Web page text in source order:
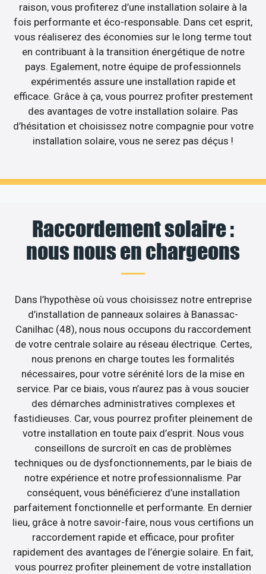
raison, vous profiterez d’une installation solaire à la
fois performante et éco-responsable. Dans cet esprit,
vous réaliserez des économies sur le long terme tout
en contribuant à la transition énergétique de notre
pays. Egalement, notre équipe de professionnels
expérimentés assure une installation rapide et
efficace. Grâce à ça, vous pourrez profiter prestement
des avantages de votre installation solaire. Pas
d’hésitation et choisissez notre compagnie pour votre
installation solaire, vous ne serez pas déçus !
Raccordement solaire :
nous nous en chargeons
Dans l’hypothèse où vous choisissez notre entreprise
d’installation de panneaux solaires à Banassac-
Canilhac (48), nous nous occupons du raccordement
de votre centrale solaire au réseau électrique. Certes,
nous prenons en charge toutes les formalités
nécessaires, pour votre sérénité lors de la mise en
service. Par ce biais, vous n’aurez pas à vous soucier
des démarches administratives complexes et
fastidieuses. Car, vous pourrez profiter pleinement de
votre installation en toute paix d’esprit. Nous vous
conseillons de surcroît en cas de problèmes
techniques ou de dysfonctionnements, par le biais de
notre expérience et notre professionnalisme. Par
conséquent, vous bénéficierez d’une installation
parfaitement fonctionnelle et performante. En dernier
lieu, grâce à notre savoir-faire, nous vous certifions un
raccordement rapide et efficace, pour profiter
rapidement des avantages de l’énergie solaire. En fait,
vous pourrez profiter pleinement de votre installation